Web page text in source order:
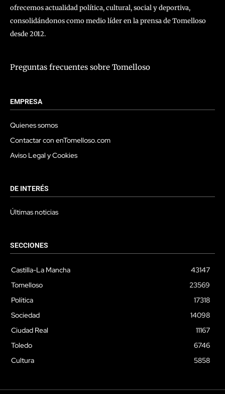
ofrecemos actualidad política, cultural, social y deportiva,
consolidándonos como medio líder en la prensa de Tomelloso
desde 2012.
Preguntas frecuentes sobre Tomelloso
EMPRESA
Quienes somos
Contactar con enTomelloso.com
Aviso Legal y Cookies
DE INTERÉS
Últimas noticias
SECCIONES
Castilla-La Mancha
43147
Tomelloso
23569
Política
17318
Sociedad
14098
Ciudad Real
11167
Toledo
6746
Cultura
5858